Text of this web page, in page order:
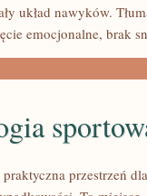
układ nawyków.
emocjonalne, brak
przestrzeń